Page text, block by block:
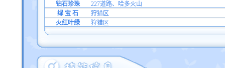
钻石珍珠
227道路、哈多火山
绿 宝 石
狩猎区
火红叶绿
狩猎区